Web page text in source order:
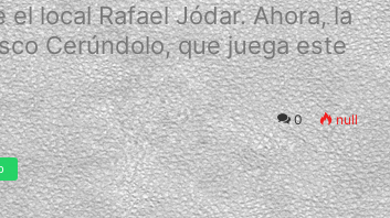
local Rafael Jódar. Ahora, la
Cerúndolo, que juega este
0 null